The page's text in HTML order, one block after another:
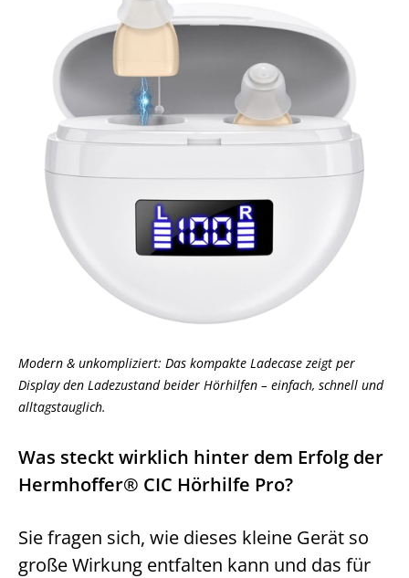
Modern & unkompliziert: Das kompakte Ladecase zeigt per
Display den Ladezustand beider Hörhilfen – einfach, schnell und
alltagstauglich.
Was steckt wirklich hinter dem Erfolg der
Hermhoffer® CIC Hörhilfe Pro?
Sie fragen sich, wie dieses kleine Gerät so
große Wirkung entfalten kann und das für